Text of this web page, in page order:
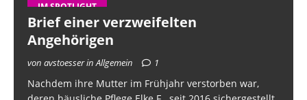
IM SPOTLIGHT
Brief einer verzweifelten
Angehörigen
von avstoesser in Allgemein 1
Nachdem ihre Mutter im Frühjahr verstorben war,